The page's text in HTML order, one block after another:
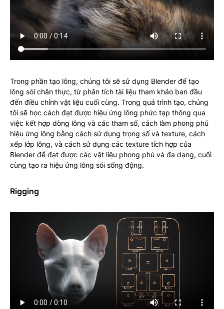
Trong phần tạo lông, chúng tôi sẽ sử dụng Blender để tạo
lông sói chân thực, từ phân tích tài liệu tham khảo ban đầu
đến điều chỉnh vật liệu cuối cùng. Trong quá trình tạo, chúng
tôi sẽ học cách đạt được hiệu ứng lông phức tạp thông qua
việc kết hợp dòng lông và các tham số, cách làm phong phú
hiệu ứng lông bằng cách sử dụng trọng số và texture, cách
xếp lớp lông, và cách sử dụng các texture tích hợp của
Blender để đạt được các vật liệu phong phú và đa dạng, cuối
cùng tạo ra hiệu ứng lông sói sống động.
Rigging